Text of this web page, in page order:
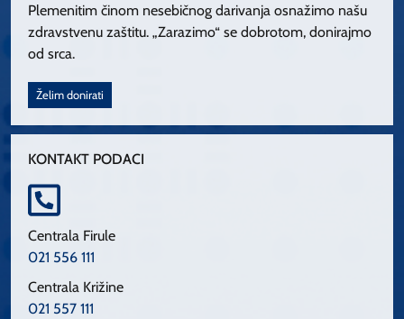
Plemenitim činom nesebičnog darivanja osnažimo našu
zdravstvenu zaštitu. „Zarazimo“ se dobrotom, donirajmo
od srca.
Želim donirati
KONTAKT PODACI
Centrala Firule
021 556 111
Centrala Križine
021 557 111